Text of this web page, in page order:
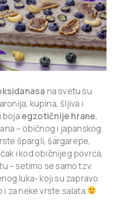
na svetu su
kupina, šljiva i
boja egzotičnije hrane,
– običnog i japanskog.
špargli, šargarepe,
i kod običnijeg povrća,
– setimo se samo tzv.
luka- koji su zapravo
za neke vrste salata